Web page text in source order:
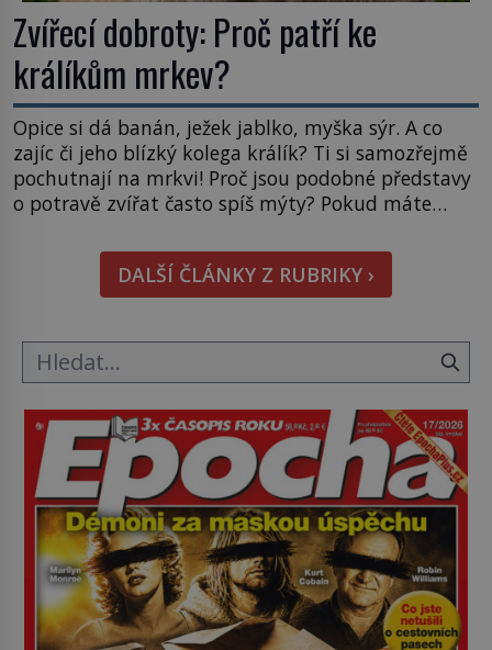
Zvířecí dobroty: Proč patří ke
králíkům mrkev?
Opice si dá banán, ježek jablko, myška sýr. A co
zajíc či jeho blízký kolega králík? Ti si samozřejmě
pochutnají na mrkvi! Proč jsou podobné představy
o potravě zvířat často spíš mýty? Pokud máte
i bude chutnat, ovšem měl by ji mít jen jako
občasný pamlsek. […]DALŠÍ ČLÁNKY Z RUBRIKY ›